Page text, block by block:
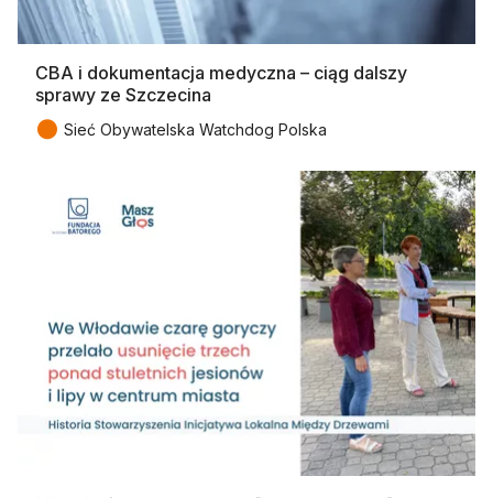
CBA i dokumentacja medyczna – ciąg dalszy
sprawy ze Szczecina
● Sieć Obywatelska Watchdog Polska